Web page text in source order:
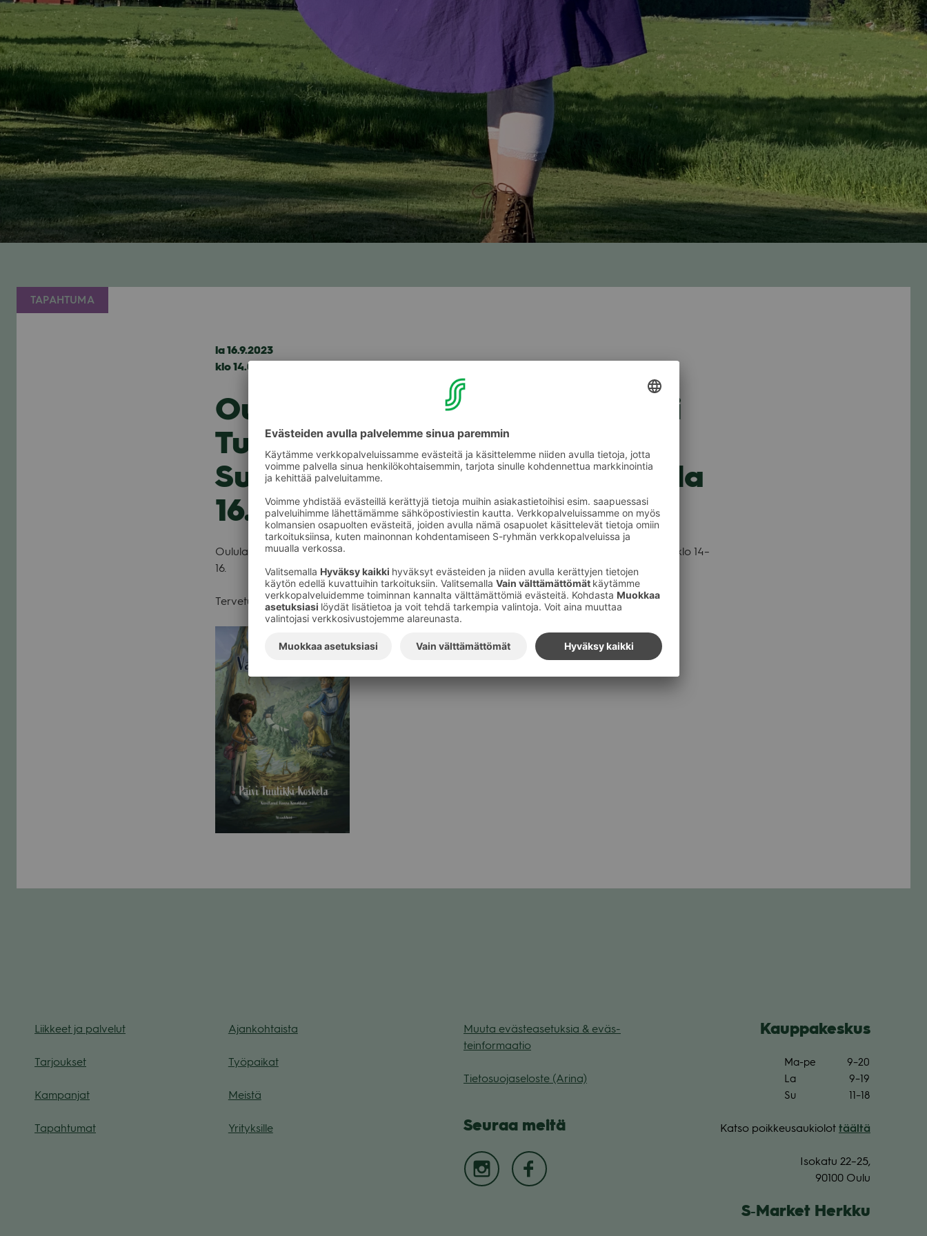
TAPAHTUMA
la 16.9.2023
klo 14.00 — 16.00
Oululainen lastenkirjailija Päivi
Tuulikki Koskela vierailee
Suomalaisessa Kirjakaupassa la
16.9.
Oulu­lai­nen las­ten­kir­jai­lija Päivi Tuu­likki Kos­kela vie­rai­lee Suo­ma­lai­sessa Kir­ja­kau­passa la 16.9. klo 14–
16.
Ter­ve­tu­loa Suo­ma­lai­seen Kir­ja­kaup­paan Val­kean 1. ker­rok­seen.
Liik­keet ja pal­ve­lut
Tar­jouk­set
Kam­pan­jat
Tapah­tu­mat
Ajan­koh­taista
Työ­pai­kat
Meistä
Yri­tyk­sille
Muuta eväs­tea­se­tuk­sia & eväs­
tein­for­maa­tio
Tie­to­suo­ja­se­loste (Arina)
Seu­raa meitä
Kaup­pa­kes­kus
Ma-pe
9–20
La
9–19
Su
11–18
Katso poik­keus­au­kio­lot täältä
Iso­katu 22–25,
90100 Oulu
S‑Market Herkku